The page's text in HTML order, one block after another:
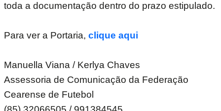
toda a documentação dentro do prazo estipulado.
Para ver a Portaria, clique aqui
Manuella Viana / Kerlya Chaves
Assessoria de Comunicação da Federação
Cearense de Futebol